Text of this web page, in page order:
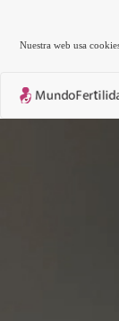
Nuestra web usa